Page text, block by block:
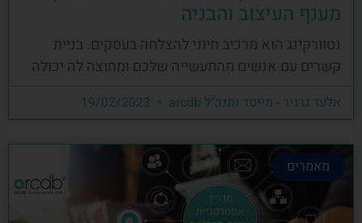
מענף העיצוב והבניה
נטוורקינג הוא מרכיב חיוני להצלחה בעסקים. בניית
קשרים עם אנשים מהתעשייה שלכם ומחוצה לה יכולה
אלעד גרגיר - מייסד ומנכ"ל arcdb
מאמרים